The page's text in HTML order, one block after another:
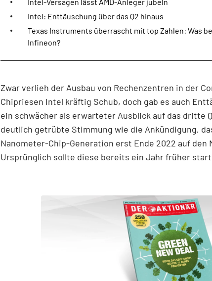
Intel-Versagen lässt AMD-Anleger jubeln
Intel: Enttäuschung über das Q2 hinaus
Texas Instruments überrascht mit top Zahlen: Was
Infineon?
Zwar verlieh der Ausbau von Rechenzentren in der
Chipriesen Intel kräftig Schub, doch gab es auch
ein schwächer als erwarteter Ausblick auf das dritte
deutlich getrübte Stimmung wie die Ankündigung,
Nanometer-Chip-Generation erst Ende 2022 auf den
Ursprünglich sollte diese bereits ein Jahr früher